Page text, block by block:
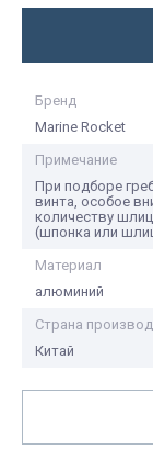
Бренд
Marine Rocket
Примечание
При подборе
винта, особое
количеству
(шпонка или
Материал
алюминий
Страна
Китай